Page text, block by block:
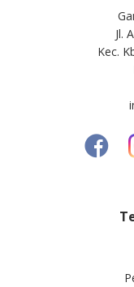
Jl.
Kec.